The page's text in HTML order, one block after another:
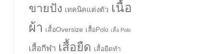
ขายปัง เทคนิคแต่งตัว เนื้อ
ผ้า เสื้อOversize เสื้อPolo เสื้อ Polo
เสื้อกีฬา เสื้อยืด เสื้อยืดทำ